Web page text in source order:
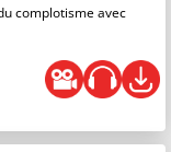
complotisme avec